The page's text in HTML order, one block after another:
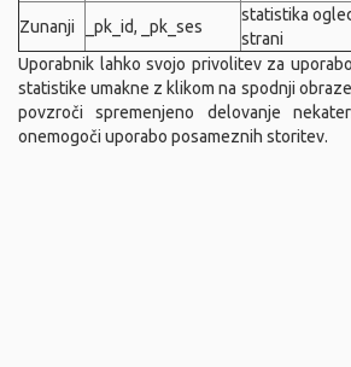
Zunanji _pk_id, _pk_ses
statistika
strani
Uporabnik lahko svojo privolitev za
statistike umakne z klikom na spodnji
povzroči spremenjeno delovanje
onemogoči uporabo posameznih storitev.